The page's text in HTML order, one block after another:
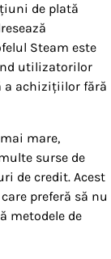
de plată
Steam este
utilizatorilor
a achizițiilor fără
mare,
surse de
de credit. Acest
preferă să nu
metodele de